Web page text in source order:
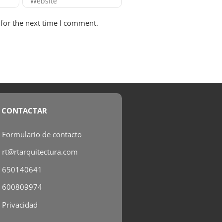
the next time I comment.
CONTACTAR
Formulario de contacto
rt@rtarquitectura.com
650140641
600809974
Privacidad